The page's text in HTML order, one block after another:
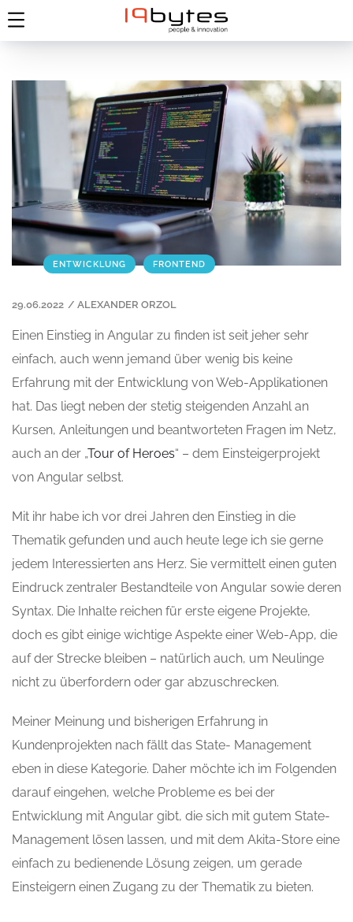
ENTWICKLUNG FRONTEND
29.06.2022 / ALEXANDER ORZOL
Einen Einstieg in Angular zu finden ist seit jeher sehr
einfach, auch wenn jemand über wenig bis keine
Erfahrung mit der Entwicklung von Web-Applikationen
hat. Das liegt neben der stetig steigenden Anzahl an
Kursen, Anleitungen und beantworteten Fragen im Netz,
auch an der „Tour of Heroes“ – dem Einsteigerprojekt
von Angular selbst.
Mit ihr habe ich vor drei Jahren den Einstieg in die
Thematik gefunden und auch heute lege ich sie gerne
jedem Interessierten ans Herz. Sie vermittelt einen guten
Eindruck zentraler Bestandteile von Angular sowie deren
Syntax. Die Inhalte reichen für erste eigene Projekte,
doch es gibt einige wichtige Aspekte einer Web-App, die
auf der Strecke bleiben – natürlich auch, um Neulinge
nicht zu überfordern oder gar abzuschrecken.
Meiner Meinung und bisherigen Erfahrung in
Kundenprojekten nach fällt das State- Management
eben in diese Kategorie. Daher möchte ich im Folgenden
darauf eingehen, welche Probleme es bei der
Entwicklung mit Angular gibt, die sich mit gutem State-
Management lösen lassen, und mit dem Akita-Store eine
einfach zu bedienende Lösung zeigen, um gerade
Einsteigern einen Zugang zu der Thematik zu bieten.